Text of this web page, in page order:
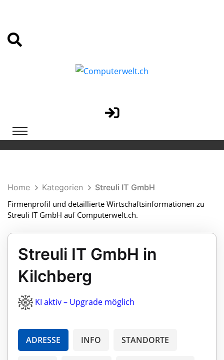
Home Kategorien
Streuli IT GmbH
Firmenprofil und detaillierte Wirtschaftsinformationen zu
Streuli IT GmbH auf Computerwelt.ch.
Streuli IT GmbH in
Kilchberg
KI aktiv – Upgrade möglich
ADRESSE INFO STANDORTE